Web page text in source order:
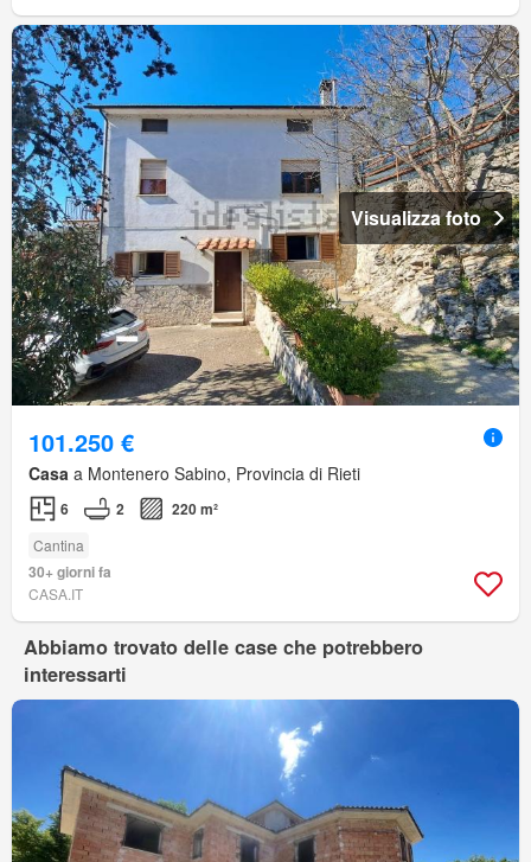
Visualizza foto
101.250 €
Casa a Montenero Sabino, Provincia di Rieti
6 2 220 m²
Cantina
30+ giorni fa
CASA.IT
Abbiamo trovato delle case che potrebbero
interessarti